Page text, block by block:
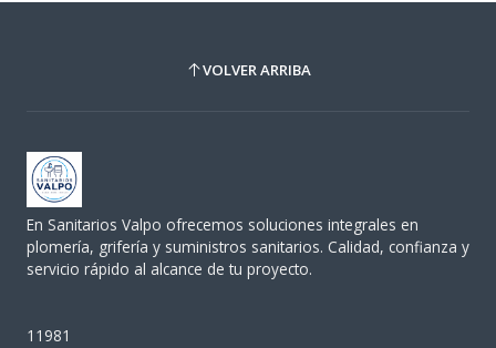
VOLVER ARRIBA
En Sanitarios Valpo ofrecemos soluciones integrales en
plomería, grifería y suministros sanitarios. Calidad, confianza y
servicio rápido al alcance de tu proyecto.
11981